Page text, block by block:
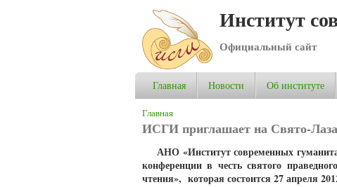
Институт
Официальный сайт
Главная Новости Об институте
Вы здесь
Главная
ИСГИ приглашает на Свято-
АНО «Институт современных
конференции в честь святого
чтения», которая состоится 27 апреля